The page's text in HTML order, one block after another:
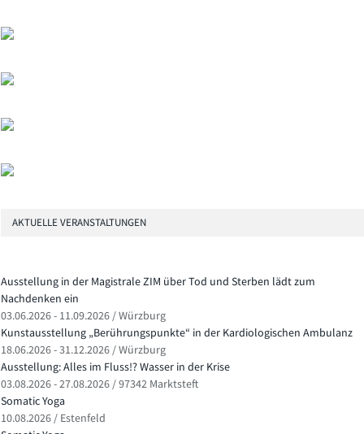
AKTUELLE VERANSTALTUNGEN
Ausstellung in der Magistrale ZIM über Tod und Sterben lädt zum
Nachdenken ein
03.06.2026 - 11.09.2026 / Würzburg
Kunstausstellung „Berührungspunkte“ in der Kardiologischen Ambulanz
18.06.2026 - 31.12.2026 / Würzburg
Ausstellung: Alles im Fluss!? Wasser in der Krise
03.08.2026 - 27.08.2026 / 97342 Marktsteft
Somatic Yoga
10.08.2026 / Estenfeld